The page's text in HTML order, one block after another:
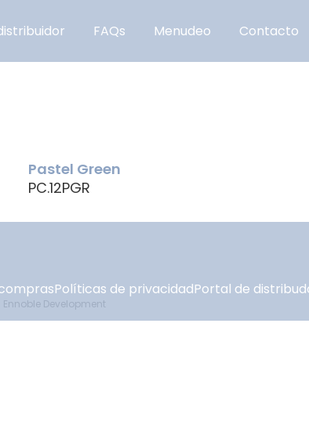
FAQs Menudeo Contacto
PC.12PGR
Pastel Green
Políticas de privacidadPortal de
Ennoble Development